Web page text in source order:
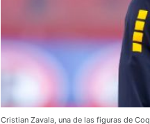
Cristian Zavala, una de las figuras de